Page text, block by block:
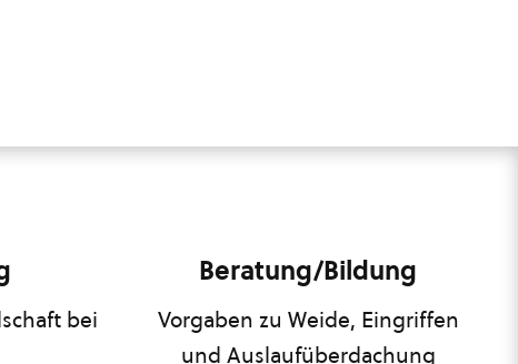
bei
Beratung/Bildung
Vorgaben zu Weide, Eingriffen
und Auslaufüberdachung